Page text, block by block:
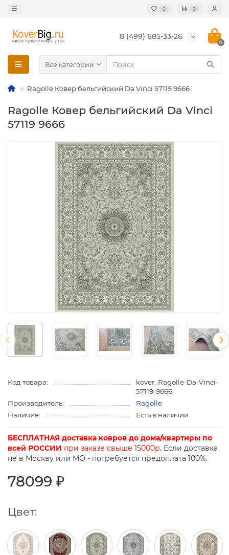
0 0
8 (499) 685-33-26
0
Все категории
Ragolle Ковер бельгийский Da Vinci 57119 9666
Ragolle Ковер бельгийский Da Vinci
57119 9666
Код товара:
kover_Ragolle-Da-Vinci-
57119-9666
Производитель:
Ragolle
Наличие:
Есть в наличии
БЕСПЛАТНАЯ доставка ковров до дома/квартиры по
всей РОССИИ при заказе свыше 15000р. Если доставка
не в Москву или МО - потребуется предоплата 100%.
78099 ₽
Цвет: